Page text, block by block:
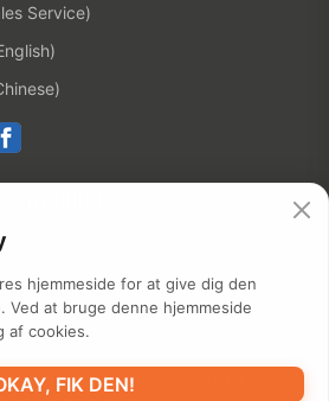
Service)
CO., LTD.PRIVATLIVSPOLITIK
hjemmeside for at give dig den
Ved at bruge denne hjemmeside
af cookies.
FIK DEN!